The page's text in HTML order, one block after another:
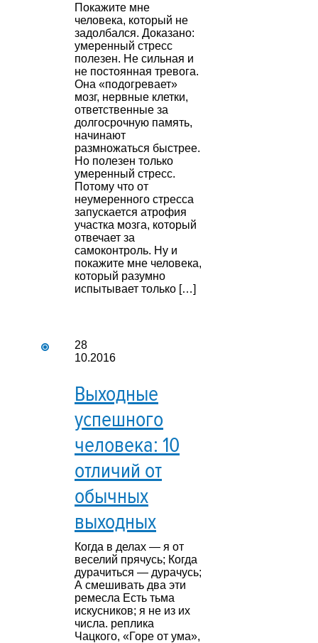
Покажите мне
человека, который не
задолбался. Доказано:
умеренный стресс
полезен. Не сильная и
не постоянная тревога.
Она «подогревает»
мозг, нервные клетки,
ответственные за
долгосрочную память,
начинают
размножаться быстрее.
Но полезен только
умеренный стресс.
Потому что от
неумеренного стресса
запускается атрофия
участка мозга, который
отвечает за
самоконтроль. Ну и
покажите мне человека,
который разумно
испытывает только […]
28
10.2016
Выходные
успешного
человека: 10
отличий от
обычных
выходных
Когда в делах — я от
веселий прячусь; Когда
дурачиться — дурачусь;
А смешивать два эти
ремесла Есть тьма
искусников; я не из их
числа. реплика
Чацкого, «Горе от ума»,